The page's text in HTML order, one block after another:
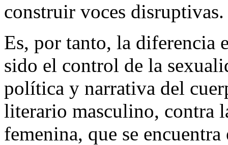
construir voces disruptivas.
Es, por tanto, la diferencia
sido el control de la
política y narrativa del
literario masculino, contra
femenina, que se encuentra